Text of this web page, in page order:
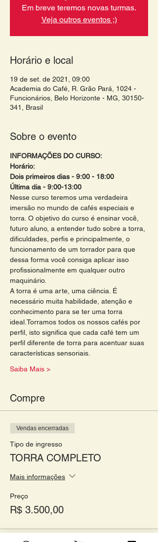
Em breve teremos novas turmas.
Veja outros eventos ;)
Horário e local
19 de set. de 2021, 09:00
Academia do Café, R. Grão Pará, 1024 -
Funcionários, Belo Horizonte - MG, 30150-
341, Brasil
Sobre o evento
INFORMAÇÕES DO CURSO:
Horário:
Dois primeiros dias - 9:00 - 18:00
Última dia - 9:00-13:00
Nesse curso teremos uma verdadeira
imersão no mundo de cafés especiais e
torra. O objetivo do curso é ensinar você,
futuro aluno, a entender tudo sobre a torra,
dificuldades, perfis e principalmente, o
funcionamento de um torrador para que
dessa forma você consiga aplicar isso
profissionalmente em qualquer outro
maquinário.
A torra é uma arte, uma ciência. É
necessário muita habilidade, atenção e
conhecimento para se ter uma torra
ideal.Torramos todos os nossos cafés por
perfil, isto significa que cada café tem um
perfil diferente de torra para acentuar suas
características sensoriais.
Saiba Mais >
Compre
Vendas encerradas
Tipo de ingresso
TORRA COMPLETO
Mais informações
Preço
R$ 3.500,00